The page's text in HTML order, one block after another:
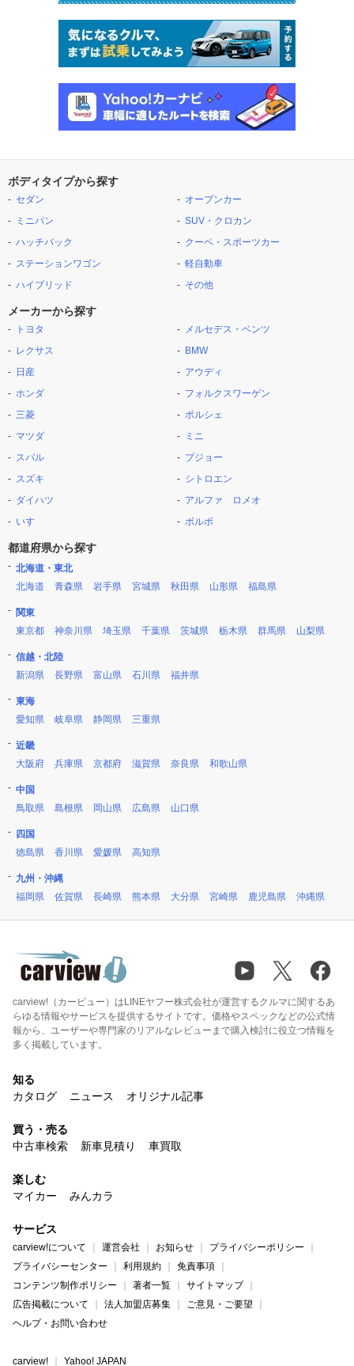
ボディタイプから探す
セダン
ミニバン
ハッチバック
ステーションワゴン
ハイブリッド
オープンカー
SUV・クロカン
クーペ・スポーツカー
軽自動車
その他
メーカーから探す
トヨタ
レクサス
日産
ホンダ
三菱
マツダ
スバル
スズキ
ダイハツ
いすゞ
メルセデス・ベンツ
BMW
アウディ
フォルクスワーゲン
ポルシェ
ミニ
プジョー
シトロエン
アルファ ロメオ
ボルボ
都道府県から探す
北海道・東北
北海道
青森県 岩手県 宮城県 秋田県 山形県 福島県
関東
東京都
神奈川県 埼玉県 千葉県 茨城県 栃木県 群馬県 山梨県
信越・北陸
新潟県
長野県 富山県 石川県 福井県
東海
愛知県
岐阜県 静岡県 三重県
近畿
大阪府
兵庫県 京都府 滋賀県 奈良県 和歌山県
中国
鳥取県
島根県 岡山県 広島県 山口県
四国
徳島県
香川県 愛媛県 高知県
九州・沖縄
福岡県
佐賀県 長崎県 熊本県 大分県 宮崎県 鹿児島県 沖縄県
carview!（カービュー）はLINEヤフー株式会社が運営するクルマに関するあ
らゆる情報やサービスを提供するサイトです。価格やスペックなどの公式情
報から、ユーザーや専門家のリアルなレビューまで購入検討に役立つ情報を
多く掲載しています。
知る
カタログ
ニュース オリジナル記事
買う・売る
中古車検索
新車見積り 車買取
楽しむ
マイカー
みんカラ
サービス
carview!について 運営会社 お知らせ
プライバシーポリシー
プライバシーセンター
利用規約
免責事項
コンテンツ制作ポリシー
著者一覧
サイトマップ
広告掲載について
法人加盟店募集
ご意見・ご要望
ヘルプ・お問い合わせ
carview! Yahoo! JAPAN